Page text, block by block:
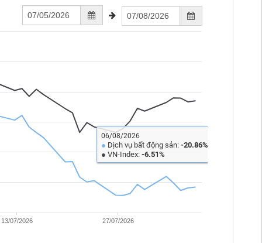
13/07/2026 27/07/2026
06/08/2026
● Dịch vụ bất động sản:-20.86%
● VN-Index:-6.51%